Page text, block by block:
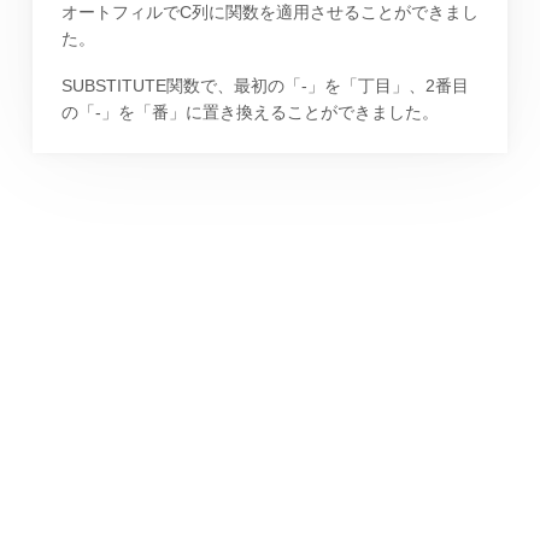
オートフィルでC列に関数を適用させることができまし
た。
SUBSTITUTE関数で、最初の「‐」を「丁目」、2番目
の「‐」を「番」に置き換えることができました。